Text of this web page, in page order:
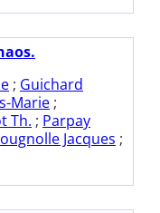
; Guichard
Marie ;
Th. ; Parpay
Jacques ;